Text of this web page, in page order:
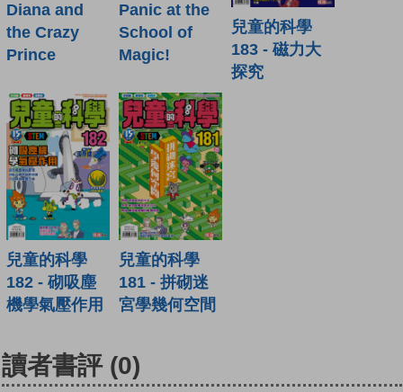
Diana and
the Crazy
Prince
Panic at the
School of
Magic!
兒童的科學
183 - 磁力大
探究
兒童的科學
182 - 砌吸塵
機學氣壓作用
兒童的科學
181 - 拼砌迷
宮學幾何空間
讀者書評 (0)